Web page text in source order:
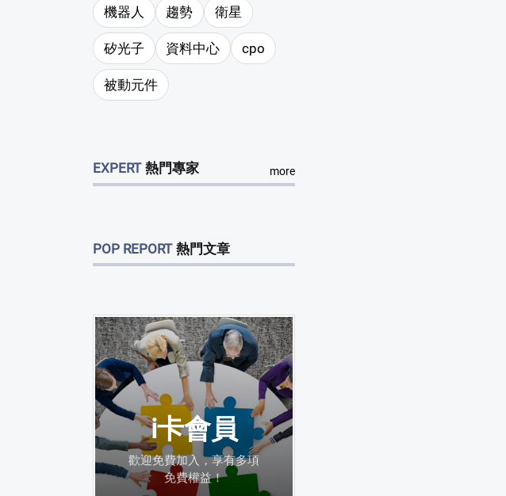
機器人 趨勢 衛星
矽光子 資料中心 cpo
被動元件
EXPERT 熱門專家 more
POP REPORT 熱門文章
i卡會員
歡迎免費加入，享有多項
免費權益！